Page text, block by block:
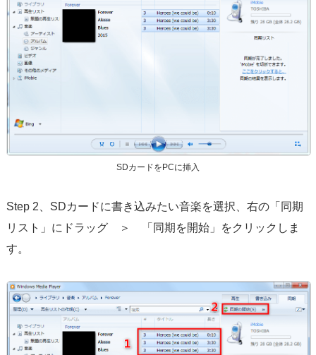
SDカードをPCに挿入
Step 2、SDカードに書き込みたい音楽を選択、右の「同期
リスト」にドラッグ ＞ 「同期を開始」をクリックしま
す。